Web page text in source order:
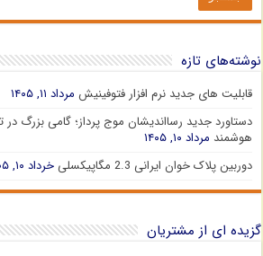
نوشته‌های تازه
قابلیت های جدید نرم افزار فتوفینیش مرداد ۱۱, ۱۴۰۵
دستاورد جدید رسااندیشان موج پرداز؛ گامی بزرگ
هوشمند مرداد ۱۰, ۱۴۰۵
دوربین پلاک خوان ایرانی 2.3 مگاپیکسلی
خرداد ۱۰, ۱۴۰۵
گزیده ای از مشتریان